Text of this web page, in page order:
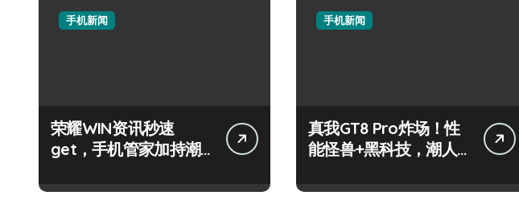
手机新闻
荣耀WIN资讯秒速
get，手机管家加持潮
手机新闻
真我GT8 Pro炸场！性
能怪兽+黑科技，潮人